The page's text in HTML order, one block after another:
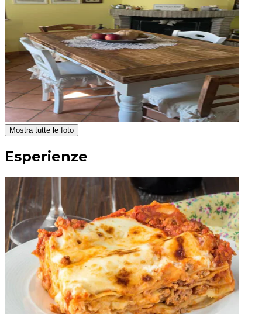
Mostra tutte le foto
Esperienze